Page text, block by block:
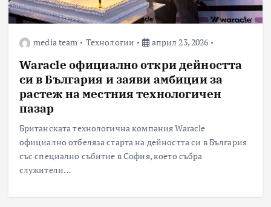
media team Технологии април 23, 2026
Waracle официално откри дейността
си в България и заяви амбиции за
растеж на местния технологичен
пазар
Британската технологична компания Waracle
официално отбеляза старта на дейността си в България
със специално събитие в София, което събра
служители…